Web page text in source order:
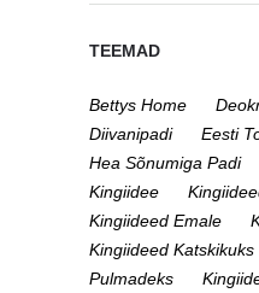
TEEMAD
Bettys Home
Diivanipadi
Eesti
Hea Sõnumiga Padi
Kingiidee
Kingiideed Emale
Kingiideed Katskikuks
Pulmadeks